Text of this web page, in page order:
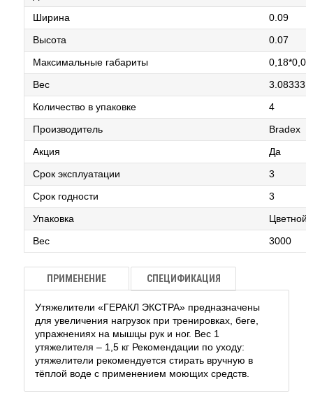
Ширина
0.09
Высота
0.07
Максимальные габариты
Вес
3.08333
Количество в упаковке
4
Производитель
Bradex
Акция
Да
Срок эксплуатации
3
Срок годности
3
Упаковка
Цветной
Вес
3000
ПРИМЕНЕНИЕ СПЕЦИФИКАЦИЯ
Утяжелители «ГЕРАКЛ ЭКСТРА» предназначены
для увеличения нагрузок при тренировках, беге,
упражнениях на мышцы рук и ног. Вес 1
утяжелителя – 1,5 кг Рекомендации по уходу:
утяжелители рекомендуется стирать вручную в
тёплой воде с применением моющих средств.